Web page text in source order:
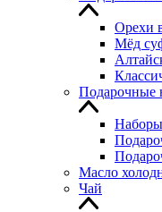
Орехи
Мёд
Подарочные
Масло
Чай